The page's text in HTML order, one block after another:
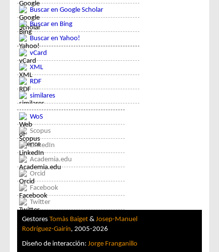
Buscar en Google Scholar
Buscar en Bing
Buscar en Yahoo!
vCard
XML
RDF
similares
WoS
Scopus
LinkedIn
Academia.edu
Orcid
Facebook
Twitter
Gestores Tomàs Baiget & Josep-Manuel
Rodríguez-Gairín, 2005-2026
Diseño de interacción: Jorge Franganillo